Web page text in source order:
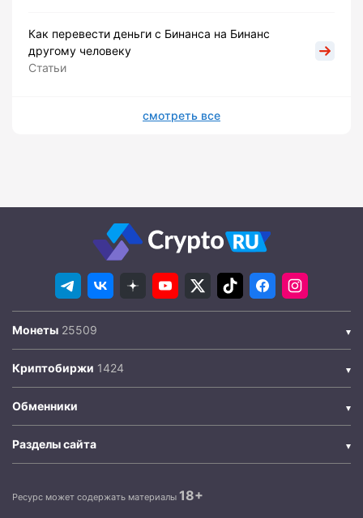
Как перевести деньги с Бинанса на Бинанс
другому человеку
Статьи
смотреть все
Монеты
Криптобиржи
Обменники
Разделы сайта
Ресурс может содержать материалы 18+